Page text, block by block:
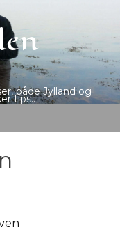
både Jylland og
tips..